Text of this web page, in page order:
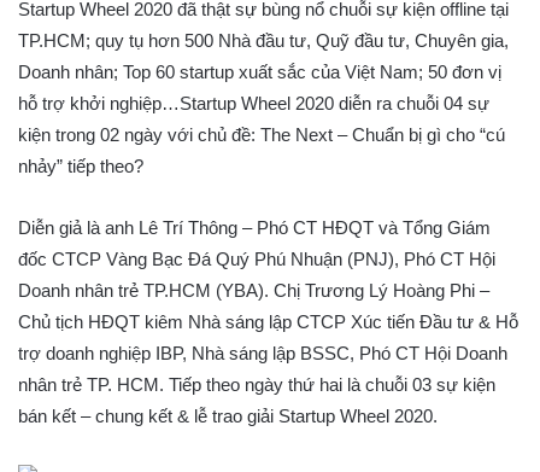
Startup Wheel 2020 đã thật sự bùng nổ chuỗi sự kiện offline tại
TP.HCM; quy tụ hơn 500 Nhà đầu tư, Quỹ đầu tư, Chuyên gia,
Doanh nhân; Top 60 startup xuất sắc của Việt Nam; 50 đơn vị
hỗ trợ khởi nghiệp…Startup Wheel 2020 diễn ra chuỗi 04 sự
kiện trong 02 ngày với chủ đề: The Next – Chuẩn bị gì cho “cú
nhảy” tiếp theo?
Diễn giả là anh Lê Trí Thông – Phó CT HĐQT và Tổng Giám
đốc CTCP Vàng Bạc Đá Quý Phú Nhuận (PNJ), Phó CT Hội
Doanh nhân trẻ TP.HCM (YBA). Chị Trương Lý Hoàng Phi –
Chủ tịch HĐQT kiêm Nhà sáng lập CTCP Xúc tiến Đầu tư & Hỗ
trợ doanh nghiệp IBP, Nhà sáng lập BSSC, Phó CT Hội Doanh
nhân trẻ TP. HCM. Tiếp theo ngày thứ hai là chuỗi 03 sự kiện
bán kết – chung kết & lễ trao giải Startup Wheel 2020.